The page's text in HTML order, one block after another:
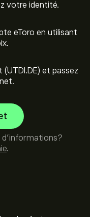
votre identité.
eToro en utilisant
et passez
d'informations?
.